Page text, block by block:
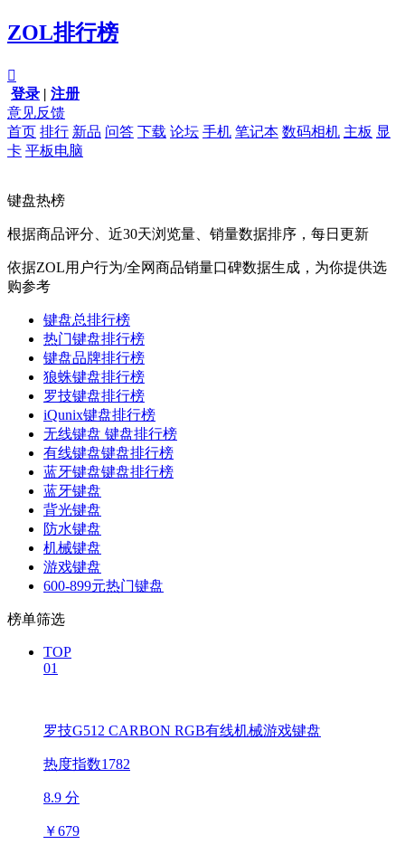
ZOL排行榜

登录 | 注册
意见反馈
首页 排行 新品 问答 下载 论坛 手机 笔记本 数码相机 主板 显
卡 平板电脑
键盘热榜
根据商品评分、近30天浏览量、销量数据排序，每日更新
依据ZOL用户行为/全网商品销量口碑数据生成，为你提供选
购参考
键盘总排行榜
热门键盘排行榜
键盘品牌排行榜
狼蛛键盘排行榜
罗技键盘排行榜
iQunix键盘排行榜
无线键盘 键盘排行榜
有线键盘键盘排行榜
蓝牙键盘键盘排行榜
蓝牙键盘
背光键盘
防水键盘
机械键盘
游戏键盘
600-899元热门键盘
榜单筛选
TOP
01
罗技G512 CARBON RGB有线机械游戏键盘
热度指数1782
8.9 分
￥679